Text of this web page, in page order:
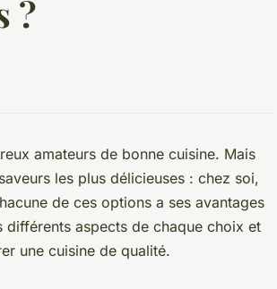
?
amateurs de bonne cuisine. Mais
les plus délicieuses : chez soi,
de ces options a ses avantages
aspects de chaque choix et
une cuisine de qualité.